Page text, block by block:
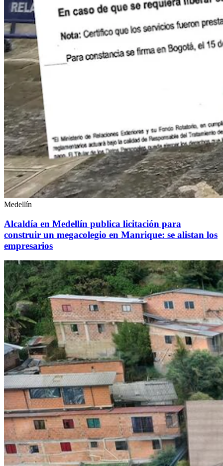
Medellín
Alcaldía en Medellín publica licitación para
construir un megacolegio en Manrique: se alistan los
empresarios